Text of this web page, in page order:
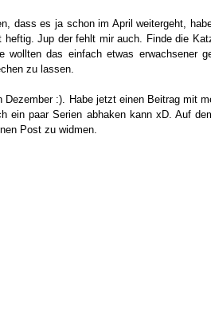
dass es ja schon im April weitergeht,
Jup der fehlt mir auch. Finde die
das einfach etwas erwachsener
zu lassen.
Dezember :). Habe jetzt einen Beitrag mit
ein paar Serien abhaken kann xD. Auf
Post zu widmen.